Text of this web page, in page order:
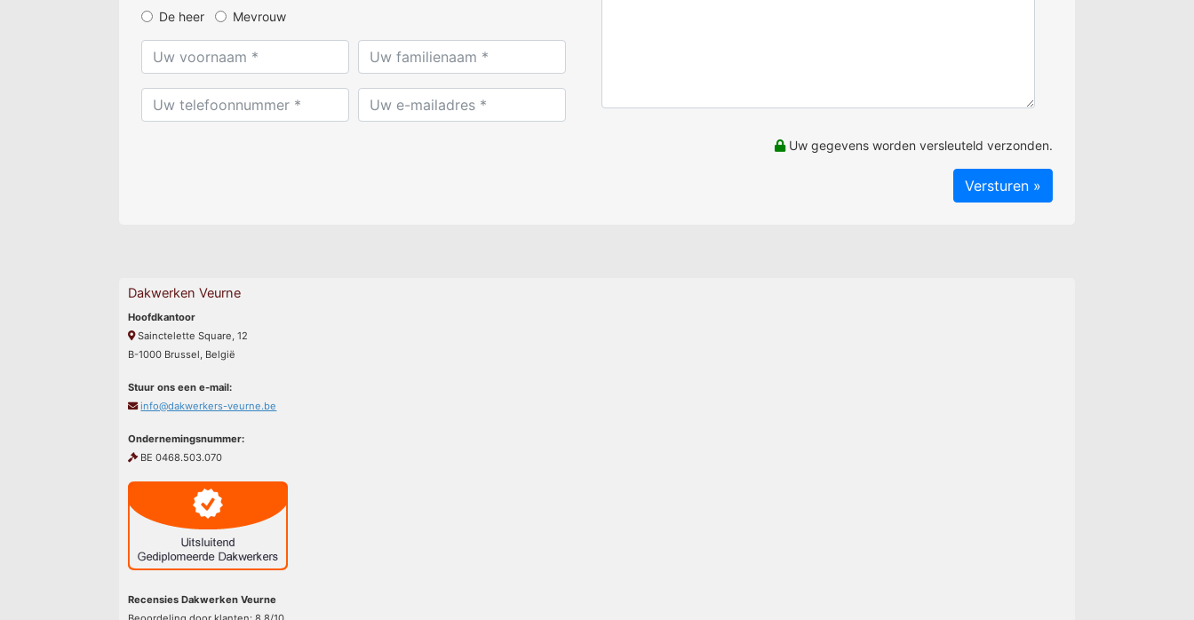
De heer Mevrouw
Uw gegevens worden versleuteld verzonden.
Dakwerken Veurne
Hoofdkantoor
Sainctelette Square, 12
B-1000 Brussel, België
Stuur ons een e-mail:
info@dakwerkers-veurne.be
Ondernemingsnummer:
BE 0468.503.070
Recensies Dakwerken Veurne